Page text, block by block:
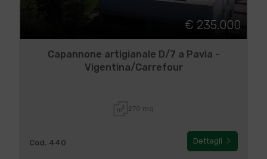
€ 235.000
Capannone artigianale D/7 a Pavia -
Vigentina/Carrefour
270 mq
Cod. 440 Dettagli